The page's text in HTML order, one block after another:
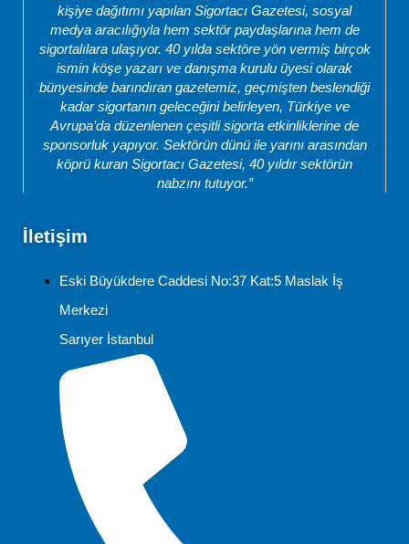
kişiye dağıtımı yapılan Sigortacı Gazetesi, sosyal
medya aracılığıyla hem sektör paydaşlarına hem de
sigortalılara ulaşıyor. 40 yılda sektöre yön vermiş birçok
ismin köşe yazarı ve danışma kurulu üyesi olarak
bünyesinde barındıran gazetemiz, geçmişten beslendiği
kadar sigortanın geleceğini belirleyen, Türkiye ve
Avrupa’da düzenlenen çeşitli sigorta etkinliklerine de
sponsorluk yapıyor. Sektörün dünü ile yarını arasından
köprü kuran Sigortacı Gazetesi, 40 yıldır sektörün
nabzını tutuyor.”
İletişim
Eski Büyükdere Caddesi No:37 Kat:5 Maslak İş
Merkezi
Sarıyer İstanbul